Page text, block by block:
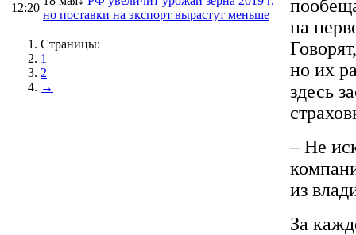
12:20
но поставки на экспорт вырастут меньше
Страницы:
1
2
→
на
но их
здесь
– Не
из
За